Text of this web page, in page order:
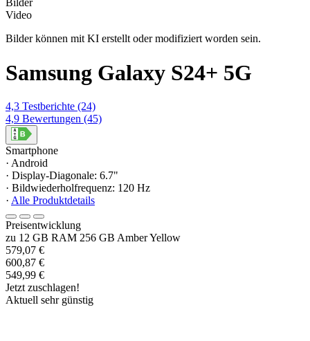
Bilder
Video
Bilder können mit KI erstellt oder modifiziert worden sein.
Samsung Galaxy S24+ 5G
4,3 Testberichte (24)
4,9 Bewertungen (45)
Smartphone
· Android
· Display-Diagonale: 6.7"
· Bildwiederholfrequenz: 120 Hz
· Alle Produktdetails
Preisentwicklung
zu 12 GB RAM 256 GB Amber Yellow
579,07 €
600,87 €
549,99 €
Jetzt zuschlagen!
Aktuell sehr günstig